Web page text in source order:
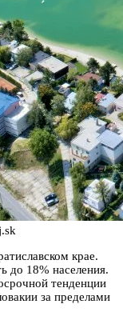
крае.
до 18% населения.
тенденции
за пределами